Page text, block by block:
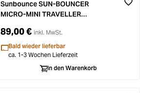
Sunbounce SUN-BOUNCER
MICRO-MINI TRAVELLER
Weiss (nahtlos)
89,00 € inkl. MwSt.
Bald wieder lieferbar
ca. 1-3 Wochen Lieferzeit
In den Warenkorb